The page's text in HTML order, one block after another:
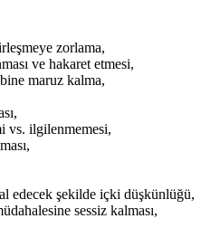
zorlama,
ve hakaret etmesi,
maruz kalma,
vs. ilgilenmemesi,
edecek şekilde içki düşkünlüğü,
sessiz kalması,